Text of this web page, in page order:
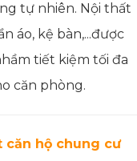
tự nhiên. Nội thất
áo, kệ bàn,...được
tiết kiệm tối đa
căn phòng.
căn hộ chung cư